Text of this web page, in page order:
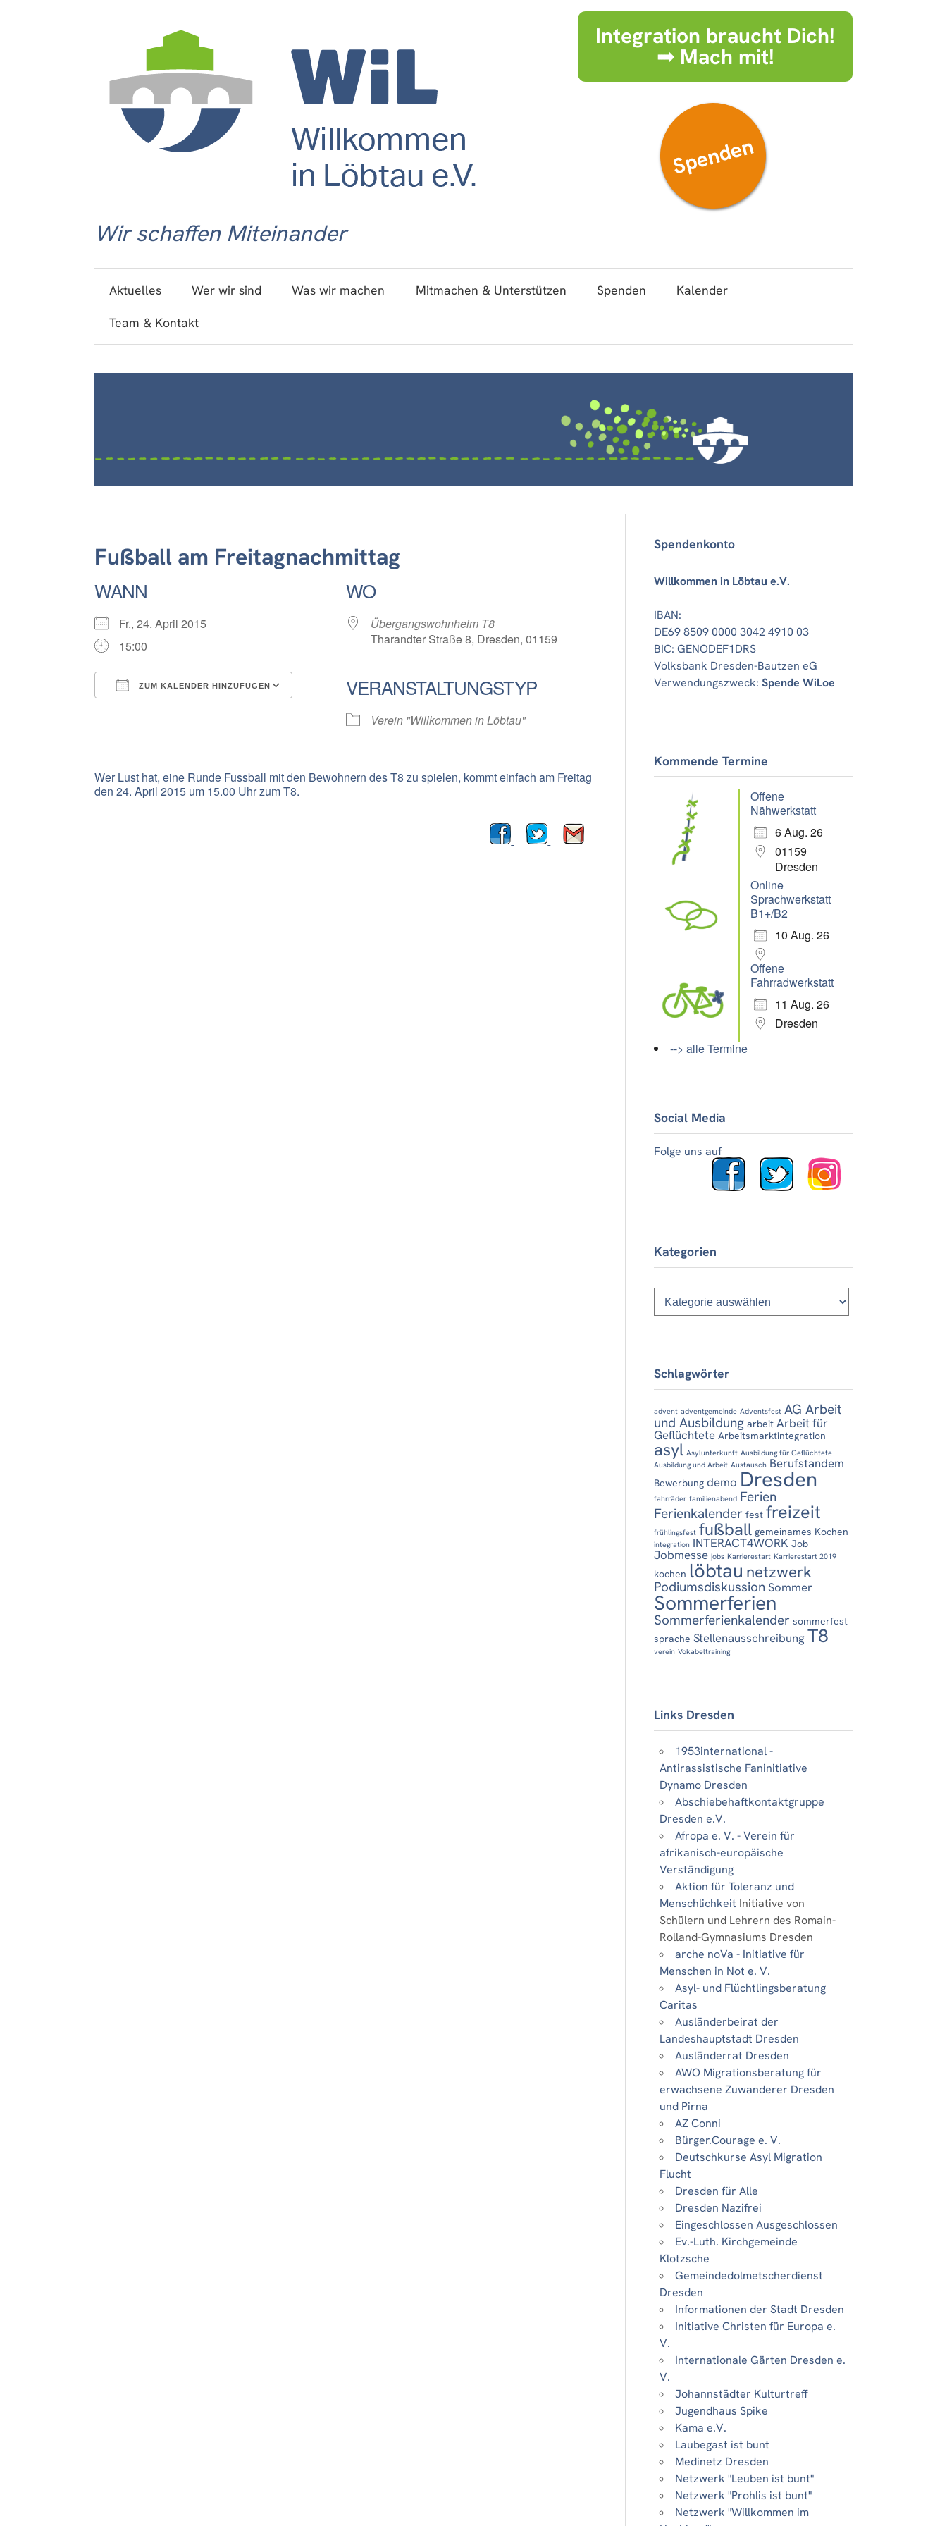
Wir schaffen Miteinander
Integration braucht Dich!
➟ Mach mit!
Spenden
Aktuelles Wer wir sind Was wir machen Mitmachen & Unterstützen Spenden
Kalender
Team & Kontakt
Fußball am Freitagnachmittag
WANN
Fr., 24. April 2015
15:00
ZUM KALENDER HINZUFÜGEN
Google Kalender
WO
Übergangswohnheim T8
Tharandter Straße 8, Dresden, 01159
VERANSTALTUNGSTYP
Verein "Willkommen in Löbtau"
Wer Lust hat, eine Runde Fussball mit den Bewohnern des T8 zu spielen, kommt einfach am Freitag
den 24. April 2015 um 15.00 Uhr zum T8.
Spendenkonto
Willkommen in Löbtau e.V.
IBAN:
DE69 8509 0000 3042 4910 03
BIC: GENODEF1DRS
Volksbank Dresden-Bautzen eG
Verwendungszweck:Spende WiLoe
Kommende Termine
Offene
Nähwerkstatt
6 Aug. 26
01159
Dresden
Online
Sprachwerkstatt
B1+/B2
10 Aug. 26
Offene
Fahrradwerkstatt
11 Aug. 26
Dresden
--> alle Termine
Social Media
Folge uns auf
Kategorien
Kategorien
Schlagwörter
advent adventgemeinde Adventsfest AG Arbeit
und Ausbildung arbeit Arbeit für
Geflüchtete Arbeitsmarktintegration
asyl Asylunterkunft Ausbildung für Geflüchtete
Ausbildung und Arbeit Austausch Berufstandem
Bewerbung demo Dresden
fahrräder familienabend Ferien
Ferienkalender fest freizeit
frühlingsfest fußball gemeinames Kochen
integration INTERACT4WORK Job
Jobmesse jobs Karrierestart Karrierestart 2019
kochen löbtau netzwerk
PodiumsdiskussionSommer
Sommerferien
Sommerferienkalender sommerfest
sprache Stellenausschreibung T8
verein Vokabeltraining
Links Dresden
1953international -
Antirassistische Faninitiative
Dynamo Dresden
Abschiebehaftkontaktgruppe
Dresden e.V.
Afropa e. V. - Verein für
afrikanisch-europäische
Verständigung
Aktion für Toleranz und
Menschlichkeit Initiative von
Schülern und Lehrern des Romain-
Rolland-Gymnasiums Dresden
arche noVa - Initiative für
Menschen in Not e. V.
Asyl- und Flüchtlingsberatung
Caritas
Ausländerbeirat der
Landeshauptstadt Dresden
Ausländerrat Dresden
AWO Migrationsberatung für
erwachsene Zuwanderer Dresden
und Pirna
AZ Conni
Bürger.Courage e. V.
Deutschkurse Asyl Migration
Flucht
Dresden für Alle
Dresden Nazifrei
Eingeschlossen Ausgeschlossen
Ev.-Luth. Kirchgemeinde
Klotzsche
Gemeindedolmetscherdienst
Dresden
Informationen der Stadt Dresden
Initiative Christen für Europa e.
V.
Internationale Gärten Dresden e.
V.
Johannstädter Kulturtreff
Jugendhaus Spike
Kama e.V.
Laubegast ist bunt
Medinetz Dresden
Netzwerk "Leuben ist bunt"
Netzwerk "Prohlis ist bunt"
Netzwerk "Willkommen im